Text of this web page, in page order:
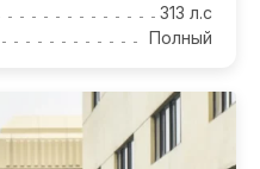
313 л.с
Полный